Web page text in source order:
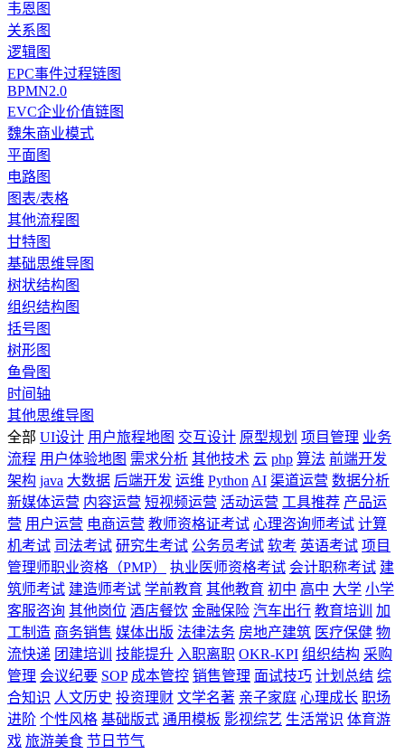
韦恩图
关系图
逻辑图
EPC事件过程链图
BPMN2.0
EVC企业价值链图
魏朱商业模式
平面图
电路图
图表/表格
其他流程图
甘特图
基础思维导图
树状结构图
组织结构图
括号图
树形图
鱼骨图
时间轴
其他思维导图
全部 UI设计 用户旅程地图 交互设计 原型规划 项目管理 业务
流程 用户体验地图 需求分析 其他技术 云 php 算法 前端开发
架构 java 大数据 后端开发 运维 Python AI 渠道运营 数据分析
新媒体运营 内容运营 短视频运营 活动运营 工具推荐 产品运
营 用户运营 电商运营 教师资格证考试 心理咨询师考试 计算
机考试 司法考试 研究生考试 公务员考试 软考 英语考试 项目
管理师职业资格（PMP）
执业医师资格考试 会计职称考试 建
筑师考试 建造师考试 学前教育 其他教育 初中 高中 大学 小学
客服咨询 其他岗位 酒店餐饮 金融保险 汽车出行 教育培训
加
工制造 商务销售 媒体出版 法律法务 房地产建筑 医疗保健 物
流快递 团建培训 技能提升 入职离职 OKR-KPI 组织结构 采购
管理 会议纪要 SOP 成本管控 销售管理 面试技巧 计划总结 综
合知识 人文历史 投资理财 文学名著 亲子家庭 心理成长 职场
进阶 个性风格 基础版式 通用模板 影视综艺 生活常识 体育游
戏 旅游美食 节日节气